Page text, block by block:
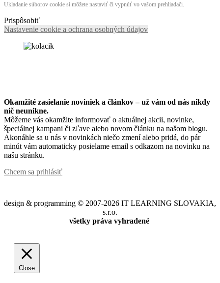
Ukladanie súborov cookie si môžete nastaviť či vypnúť vo vašom prehliadači.
Prispôsobiť
Nastavenie cookie a ochrana osobných údajov
Okamžité zasielanie noviniek a článkov – už vám od nás nikdy
nič neunikne.
Môžeme vás okamžite informovať o aktuálnej akcii, novinke,
špeciálnej kampani či zľave alebo novom článku na našom blogu.
Akonáhle sa u nás v novinkách niečo zmení alebo pridá, do pár
minút vám automaticky posielame email s odkazom na novinku na
našu stránku.
Chcem sa prihlásiť
design & programming © 2007-2026 IT LEARNING SLOVAKIA,
s.r.o.
všetky práva vyhradené
Close